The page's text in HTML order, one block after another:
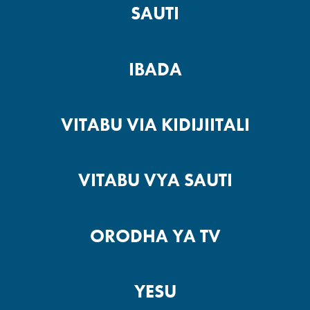
Wagalatia – Sehemu ya -4
SAUTI
IBADA
VITABU VIA KIDIJIITALI
VITABU VYA SAUTI
ORODHA YA TV
YESU